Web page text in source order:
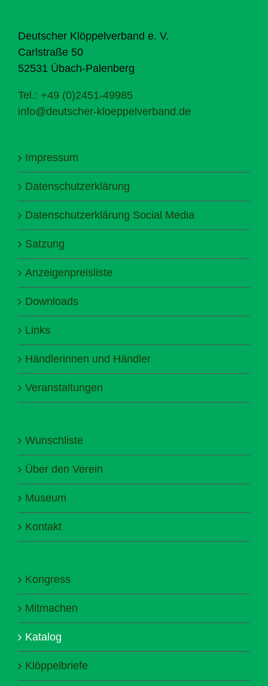
Deutscher Klöppelverband e. V.
Carlstraße 50
52531 Übach-Palenberg
Tel.: +49 (0)2451-49985
info@deutscher-kloeppelverband.de
Impressum
Datenschutzerklärung
Datenschutzerklärung Social Media
Satzung
Anzeigenpreisliste
Downloads
Links
Händlerinnen und Händler
Veranstaltungen
Wunschliste
Über den Verein
Museum
Kontakt
Kongress
Mitmachen
Katalog
Klöppelbriefe